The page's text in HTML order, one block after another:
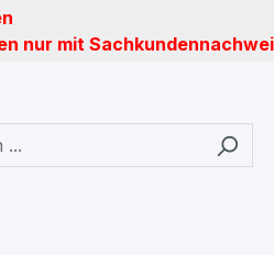
nur mit